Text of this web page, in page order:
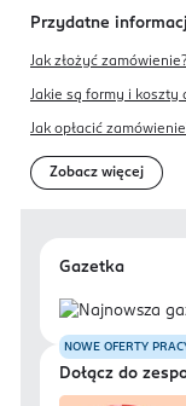
Przydatne
Jak złożyć zamówienie?
Jakie są formy i koszty
Jak opłacić
Zobacz więcej
Gazetka
NOWE OFERTY
Dołącz do